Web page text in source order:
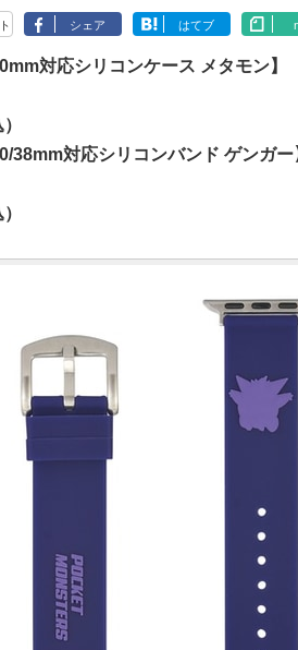
シェア はてブ
対応シリコンケース メタモン】
38mm対応シリコンバンド ゲンガー